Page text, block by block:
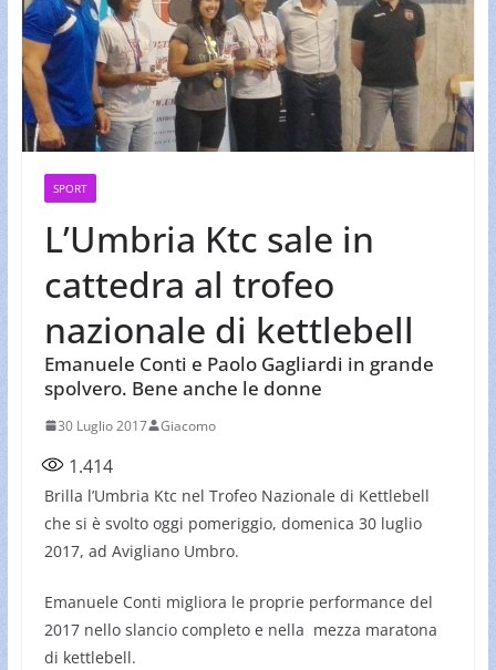
SPORT
L’Umbria Ktc sale in
cattedra al trofeo
nazionale di kettlebell
Emanuele Conti e Paolo Gagliardi in grande
spolvero. Bene anche le donne
30 Luglio 2017 Giacomo
1.414
Brilla l’Umbria Ktc nel Trofeo Nazionale di Kettlebell
che si è svolto oggi pomeriggio, domenica 30 luglio
2017, ad Avigliano Umbro.
Emanuele Conti migliora le proprie performance del
2017 nello slancio completo e nella mezza maratona
di kettlebell.